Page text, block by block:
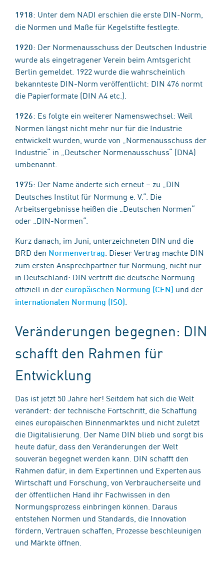
1918: Unter dem NADI erschien die erste DIN-Norm,
die Normen und Maße für Kegelstifte festlegte.
1920: Der Normenausschuss der Deutschen Industrie
wurde als eingetragener Verein beim Amtsgericht
Berlin gemeldet. 1922 wurde die wahrscheinlich
bekannteste DIN-Norm veröffentlicht: DIN 476 normt
die Papierformate (DIN A4 etc.).
1926: Es folgte ein weiterer Namenswechsel: Weil
Normen längst nicht mehr nur für die Industrie
entwickelt wurden, wurde von „Normenausschuss der
Industrie“ in „Deutscher Normenausschuss“ (DNA)
umbenannt.
1975: Der Name änderte sich erneut – zu „DIN
Deutsches Institut für Normung e. V.“. Die
Arbeitsergebnisse heißen die „Deutschen Normen“
oder „DIN-Normen“.
Kurz danach, im Juni, unterzeichneten DIN und die
BRD den Normenvertrag . Dieser Vertrag machte DIN
zum ersten Ansprechpartner für Normung, nicht nur
in Deutschland: DIN vertritt die deutsche Normung
offiziell in der europäischen Normung (CEN) und der
internationalen Normung (ISO)
Veränderungen begegnen: DIN
schafft den Rahmen für
Entwicklung
Das ist jetzt 50 Jahre her! Seitdem hat sich die Welt
verändert: der technische Fortschritt, die Schaffung
eines europäischen Binnenmarktes und nicht zuletzt
die Digitalisierung. Der Name DIN blieb und sorgt bis
heute dafür, dass den Veränderungen der Welt
souverän begegnet werden kann. DIN schafft den
Rahmen dafür, in dem Expertinnen und Experten aus
Wirtschaft und Forschung, von Verbraucherseite und
der öffentlichen Hand ihr Fachwissen in den
Normungsprozess einbringen können. Daraus
entstehen Normen und Standards, die Innovation
fördern, Vertrauen schaffen, Prozesse beschleunigen
und Märkte öffnen.